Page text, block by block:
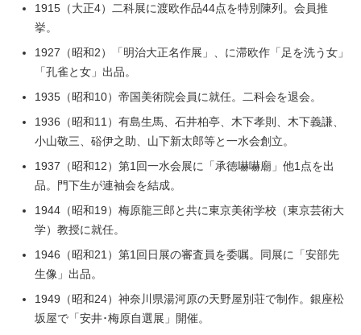
1915（大正4）二科展に渡欧作品44点を特別陳列。会員推
挙。
1927（昭和2）「明治大正名作展」、に滞欧作「足を洗う女」
「孔雀と女」出品。
1935（昭和10）帝国美術院会員に就任。二科会を退会。
1936（昭和11）有島生馬、石井柏亭、木下孝則、木下義謙、
小山敬三、硲伊之助、山下新太郎等と一水会創立。
1937（昭和12）第1回一水会展に「承徳嚇嚇廟」他1点を出
品。門下生が連袖会を結成。
1944（昭和19）梅原龍三郎と共に東京美術学校（東京芸術大
学）教授に就任。
1946（昭和21）第1回日展の審査員を委嘱。同展に「安部先
生像」出品。
1949（昭和24）神奈川県湯河原の天野屋別荘で制作。銀座松
坂屋で「安井･梅原自選展」開催。